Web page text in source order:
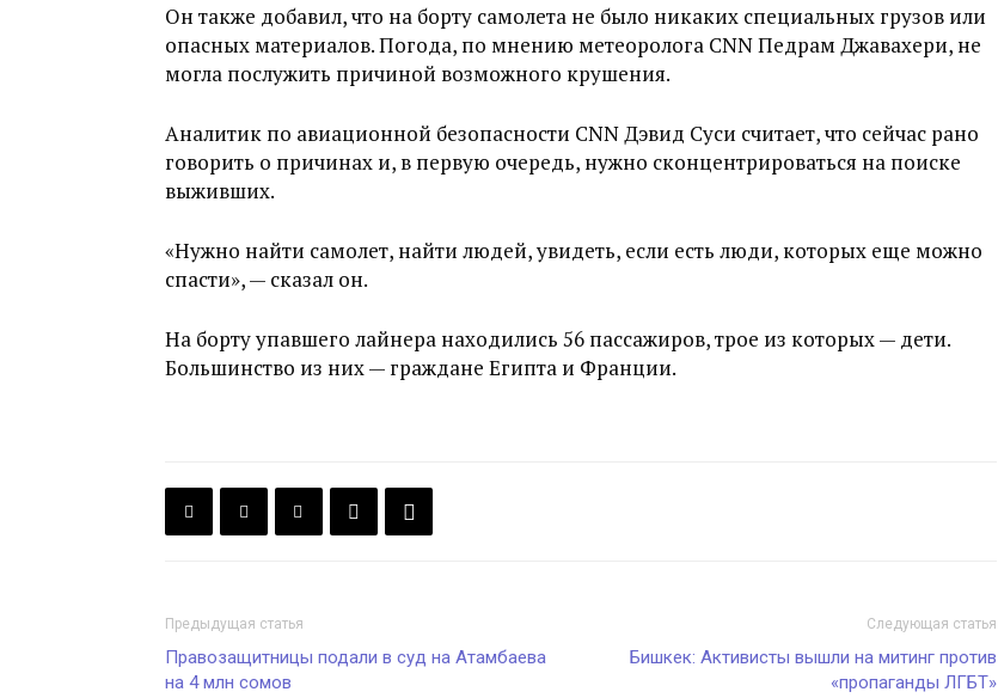
Он также добавил, что на борту самолета не было никаких специальных грузов или
опасных материалов. Погода, по мнению метеоролога CNN Педрам Джавахери, не
могла послужить причиной возможного крушения.
Аналитик по авиационной безопасности CNN Дэвид Суси считает, что сейчас рано
говорить о причинах и, в первую очередь, нужно сконцентрироваться на поиске
выживших.
«Нужно найти самолет, найти людей, увидеть, если есть люди, которых еще можно
спасти», — сказал он.
На борту упавшего лайнера находились 56 пассажиров, трое из которых — дети.
Большинство из них — граждане Египта и Франции.
Предыдущая статья
Правозащитницы подали в суд на Атамбаева
на 4 млн сомов
Следующая статья
Бишкек: Активисты вышли на митинг против
«пропаганды ЛГБТ»